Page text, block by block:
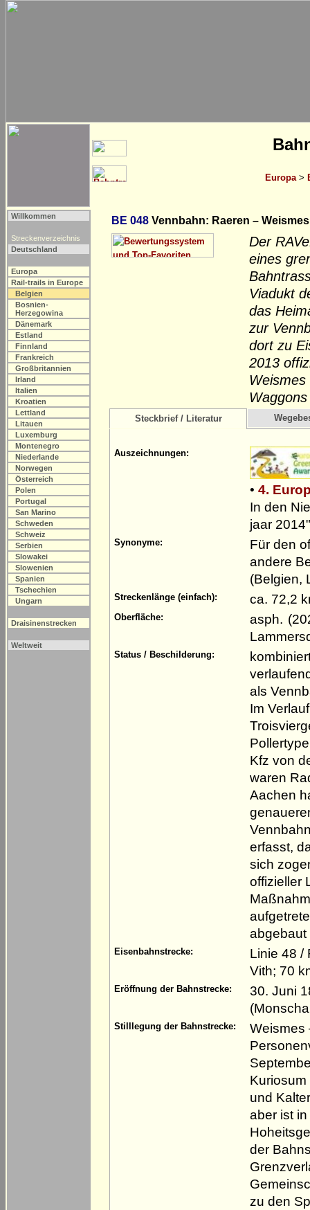
Europa >
Willkommen
Streckenverzeichnis
Deutschland
Europa
Rail-trails in Europe
Belgien
Bosnien-
Herzegowina
Dänemark
Estland
Finnland
Frankreich
Großbritannien
Irland
Italien
Kroatien
Lettland
Litauen
Luxemburg
Montenegro
Niederlande
Norwegen
Österreich
Polen
Portugal
San Marino
Schweden
Schweiz
Serbien
Slowakei
Slowenien
Spanien
Tschechien
Ungarn
Draisinenstrecken
Weltweit
BE 048 Vennbahn: Raeren –
Der
eines
Viadukt
das
zur
dort zu
2013
Steckbrief / Literatur
Auszeichnungen:
• 4.
In den
jaar
Synonyme:
Für den
andere
(Belgien,
Streckenlänge (einfach): ca. 72,2
Oberfläche:
asph.
Status / Beschilderung:
als
Im
Kfz von
waren
Aachen
erfasst,
sich
offizieller
abgebaut
Eisenbahnstrecke:
Linie 48 /
Vith; 70
Eröffnung der Bahnstrecke:
30. Juni
Stilllegung der Bahnstrecke:
Weismes
und
aber ist
der
zu den